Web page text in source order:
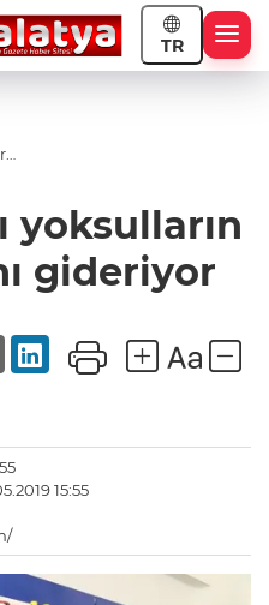
TR
yoksulların
gideriyor
15:55